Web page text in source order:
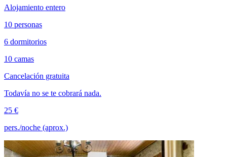
Alojamiento entero
10 personas
6 dormitorios
10 camas
Cancelación gratuita
Todavía no se te cobrará nada.
25 €
pers./noche (aprox.)